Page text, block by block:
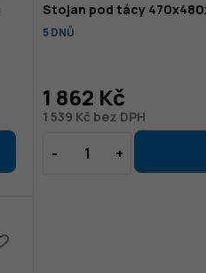
Stojan pod tácy
5 DNŮ
1 539 Kč bez DPH
1 862 Kč